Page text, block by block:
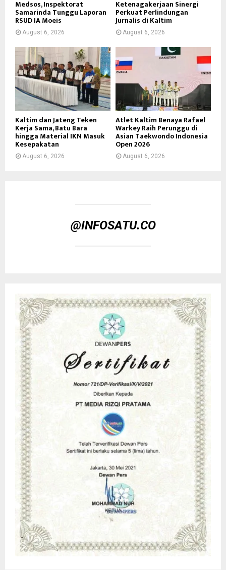
Medsos, Inspektorat
Samarinda Tunggu Laporan
RSUD IA Moeis
August 6, 2026
Ketenagakerjaan Sinergi
Perkuat Perlindungan
Jurnalis di Kaltim
August 6, 2026
Kaltim dan Jateng Teken
Kerja Sama, Batu Bara
hingga Material IKN Masuk
Kesepakatan
August 6, 2026
Atlet Kaltim Benaya Rafael
Warkey Raih Perunggu di
Asian Taekwondo Indonesia
Open 2026
August 6, 2026
@INFOSATU.CO